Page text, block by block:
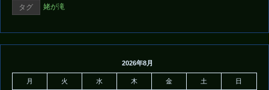
タグ 姥が滝
2026年8月
月 火 水 木 金 土 日